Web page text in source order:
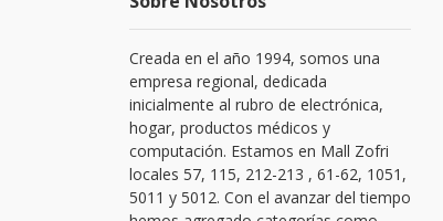
Creada en el año 1994, somos una
empresa regional, dedicada
inicialmente al rubro de electrónica,
hogar, productos médicos y
computación. Estamos en Mall Zofri
locales 57, 115, 212-213 , 61-62, 1051,
5011 y 5012. Con el avanzar del tiempo